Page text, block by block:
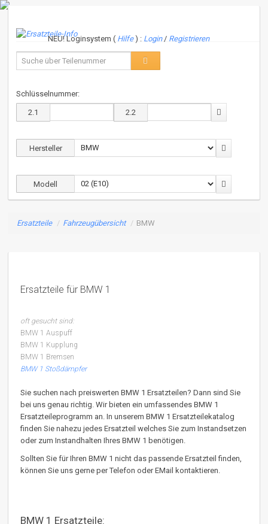
NEU! Loginsystem ( Hilfe) : Login / Registrieren
Schlüsselnummer:
2.1 2.2
Hersteller
Modell
Ersatzteile / Fahrzeugübersicht / BMW
Ersatzteile für BMW 1
oft gesucht sind:
BMW 1 Auspuff
BMW 1 Kupplung
BMW 1 Bremsen
BMW 1 Stoßdämpfer
Sie suchen nach preiswerten BMW 1 Ersatzteilen? Dann sind Sie
bei uns genau richtig. Wir bieten ein umfassendes BMW 1
Ersatzteileprogramm an. In unserem BMW 1 Ersatzteilekatalog
finden Sie nahezu jedes Ersatzteil welches Sie zum Instandsetzen
oder zum Instandhalten Ihres BMW 1 benötigen.
Sollten Sie für Ihren BMW 1 nicht das passende Ersatzteil finden,
können Sie uns gerne per Telefon oder EMail kontaktieren.
BMW 1 Ersatzteile: